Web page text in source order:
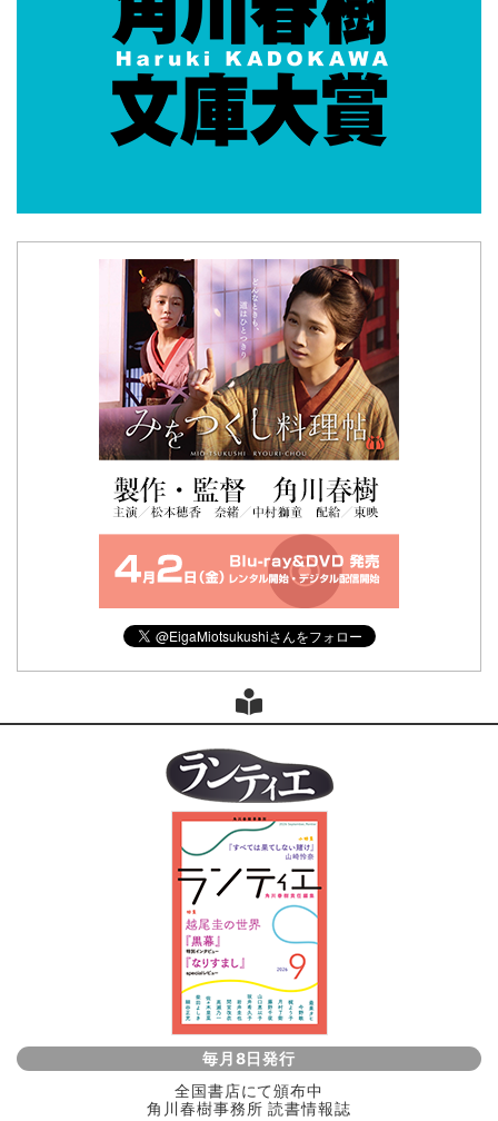
毎月8日発行
全国書店にて頒布中
角川春樹事務所 読書情報誌